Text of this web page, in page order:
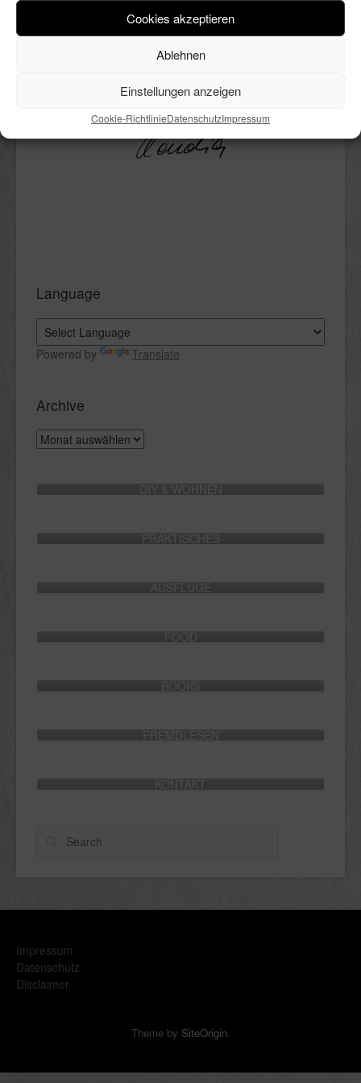
Cookies akzeptieren
Ablehnen
Einstellungen anzeigen
Cookie-RichtlinieDatenschutzImpressum
andeutungsweise. Ich liebe ihn
trotzdem. Außerdem mag ich
kochen, DIY’s, Deko, Bücher und
vieles mehr. All das ist hier in
Language
Powered by Translate
Archive
Archive
DIY & WOHNEN
PRAKTISCHES
AUSFLÜGE
FOOD
BOOKS
FREMDLESEN
KONTAKT
Search
Impressum
Datenschutz
Disclaimer
Theme by SiteOrigin.